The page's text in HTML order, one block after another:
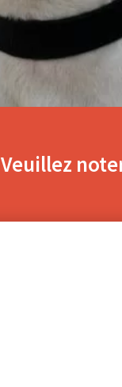
Veuillez